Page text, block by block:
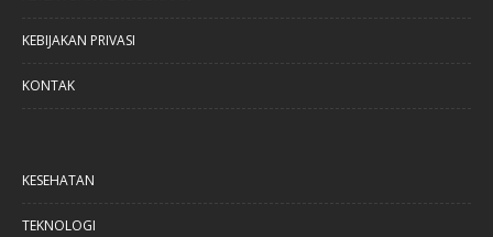
KEBIJAKAN PRIVASI
KONTAK
KESEHATAN
TEKNOLOGI